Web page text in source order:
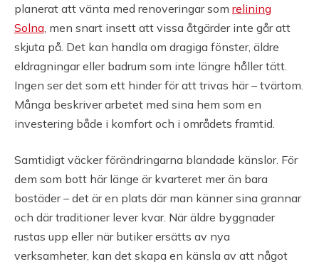
planerat att vänta med renoveringar som relining
Solna, men snart insett att vissa åtgärder inte går att
skjuta på. Det kan handla om dragiga fönster, äldre
eldragningar eller badrum som inte längre håller tätt.
Ingen ser det som ett hinder för att trivas här – tvärtom.
Många beskriver arbetet med sina hem som en
investering både i komfort och i områdets framtid.
Samtidigt väcker förändringarna blandade känslor. För
dem som bott här länge är kvarteret mer än bara
bostäder – det är en plats där man känner sina grannar
och där traditioner lever kvar. När äldre byggnader
rustas upp eller när butiker ersätts av nya
verksamheter, kan det skapa en känsla av att något